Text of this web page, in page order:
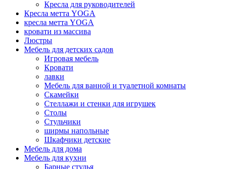
Кресла для руководителей
Кресла метта YOGA
кресла метта YOGA
кровати из массива
Люстры
Мебель для детских садов
Игровая мебель
Кровати
лавки
Мебель для ванной и туалетной комнаты
Скамейки
Стеллажи и стенки для игрушек
Столы
Стульчики
ширмы напольные
Шкафчики детские
Мебель для дома
Мебель для кухни
Барные стулья